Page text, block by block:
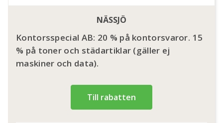
NÄSSJÖ
Kontorsspecial AB: 20 % på kontorsvaror. 15
% på toner och städartiklar (gäller ej
maskiner och data).
Till rabatten